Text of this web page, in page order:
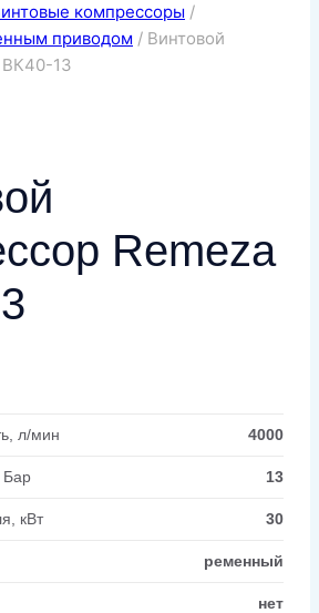
компрессоры /
приводом / Винтовой
ВК40-13
Remeza
л/мин 4000
Бар 13
кВт 30
ременный
нет